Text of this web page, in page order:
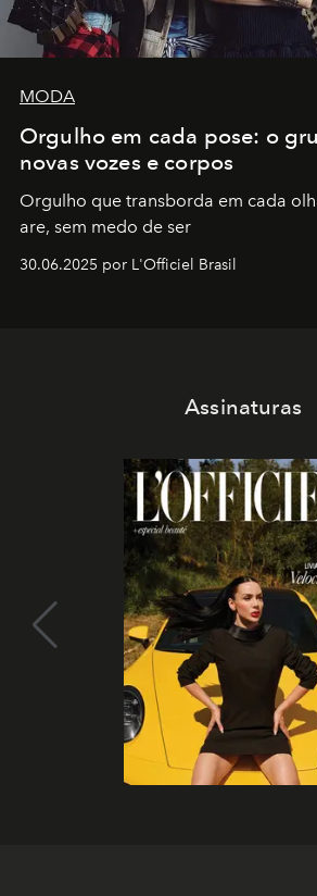
MODA
Orgulho em cada pose: o
novas vozes e corpos
Orgulho que transborda em cada
are, sem medo de ser
30.06.2025 por L'Officiel Brasil
Assinaturas